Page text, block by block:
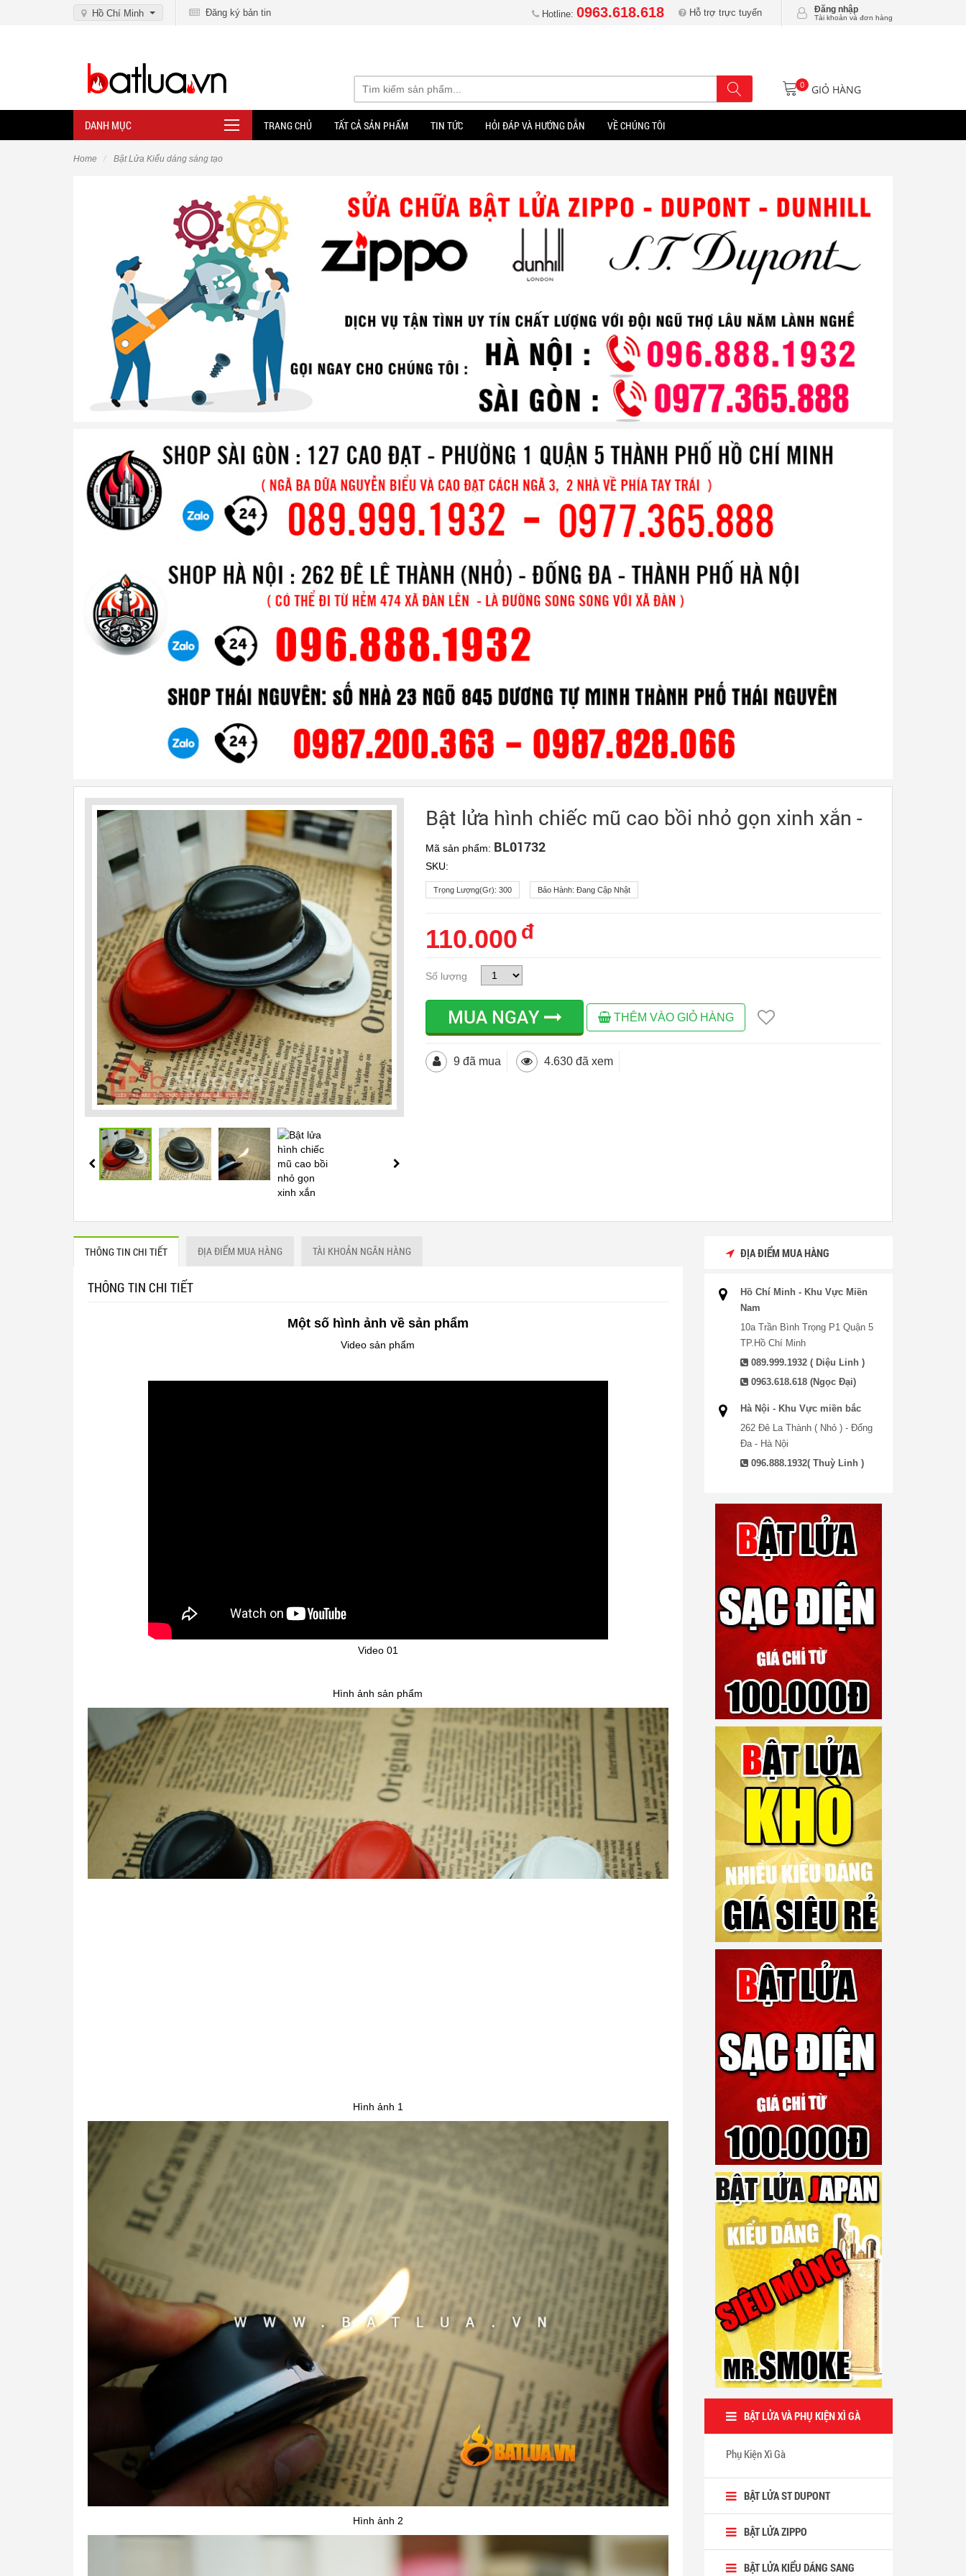
Hồ Chí Minh Đăng ký bản tin Hotline: 0963.618.618 Hỗ trợ trực tuyến Đăng nhập
Tài khoản và đơn hàng
0 GIỎ HÀNG
DANH MỤC TRANG CHỦ TẤT CẢ SẢN PHẨM TIN TỨC HỎI ĐÁP VÀ HƯỚNG DẪN VỀ CHÚNG TÔI
Home Bật Lửa Kiểu dáng sáng tạo
Bật lửa hình chiếc mũ cao bồi nhỏ gọn xinh xắn -
Mã sản phẩm: BL01732
SKU:
Trọng Lượng(gr):300 Bảo Hành:Đang Cập Nhật
110.000 đ
Số lượng
MUA NGAY THÊM VÀO GIỎ HÀNG
9 đã mua 4.630 đã xem
THÔNG TIN CHI TIẾT ĐỊA ĐIỂM MUA HÀNG TÀI KHOẢN NGÂN HÀNG
THÔNG TIN CHI TIẾT
Một số hình ảnh về sản phẩm
Video sản phẩm
Video 01
Hình ảnh sản phẩm
Hình ảnh 1
Hình ảnh 2
ĐỊA ĐIỂM MUA HÀNG
Hồ Chí Minh - Khu Vực Miền
Nam
10a Trần Bình Trọng P1 Quận 5
TP.Hồ Chí Minh
089.999.1932 ( Diệu Linh )
0963.618.618 (Ngọc Đại)
Hà Nội - Khu Vực miền bắc
262 Đê La Thành ( Nhỏ ) - Đống
Đa - Hà Nội
096.888.1932( Thuỳ Linh )
BẬT LỬA VÀ PHỤ KIỆN XÌ GÀ
Phụ Kiện Xì Gà
BẬT LỬA ST DUPONT
BẬT LỬA ZIPPO
BẬT LỬA KIỂU DÁNG SANG